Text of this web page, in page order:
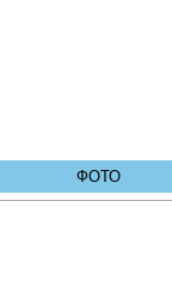
ФОТО